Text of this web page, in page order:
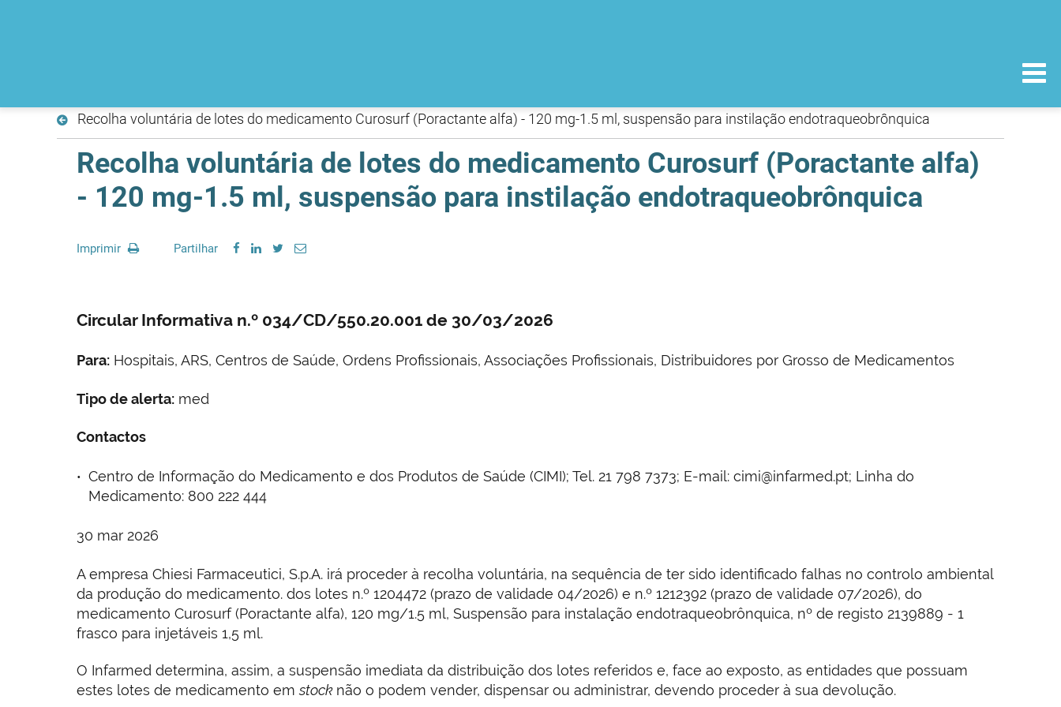
Recolha voluntária de lotes do medicamento Curosurf (Poractante alfa) - 120 mg-1.5 ml, suspensão para instilação endotraqueobrônquica
Recolha voluntária de lotes do medicamento Curosurf (Poractante alfa)
- 120 mg-1.5 ml, suspensão para instilação endotraqueobrônquica
Imprimir Partilhar
Circular Informativa n.º 034/CD/550.20.001 de 30/03/2026
Para: Hospitais, ARS, Centros de Saúde, Ordens Profissionais, Associações Profissionais, Distribuidores por Grosso de Medicamentos
Tipo de alerta: med
Contactos
Centro de Informação do Medicamento e dos Produtos de Saúde (CIMI); Tel. 21 798 7373; E-mail: cimi@infarmed.pt; Linha do
Medicamento: 800 222 444
30 mar 2026
A empresa Chiesi Farmaceutici, S.p.A. irá proceder à recolha voluntária, na sequência de ter sido identificado falhas no controlo ambiental
da produção do medicamento. dos lotes n.º 1204472 (prazo de validade 04/2026) e n.º 1212392 (prazo de validade 07/2026), do
medicamento Curosurf (Poractante alfa), 120 mg/1.5 ml, Suspensão para instalação endotraqueobrônquica, nº de registo 2139889 - 1
frasco para injetáveis 1,5 ml.
O Infarmed determina, assim, a suspensão imediata da distribuição dos lotes referidos e, face ao exposto, as entidades que possuam
estes lotes de medicamento emstock não o podem vender, dispensar ou administrar, devendo proceder à sua devolução.